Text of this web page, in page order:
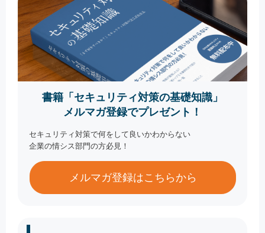
書籍「セキュリティ対策の基礎知識」
メルマガ登録でプレゼント！
セキュリティ対策で何をして良いかわからない
企業の情シス部門の方必見！
メルマガ登録はこちらから